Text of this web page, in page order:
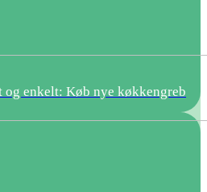
og enkelt: Køb nye køkkengreb